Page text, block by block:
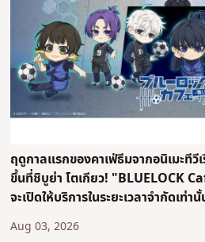
ฤดูกาลแรกของคาเฟ่ธีมจากอนิเมะทีวี
ขึ้นที่ชิบูย่า โตเกียว! "BLUELOCK
จะเปิดให้บริการในระยะเวลาจำกัดเท่า
Aug 03, 2026